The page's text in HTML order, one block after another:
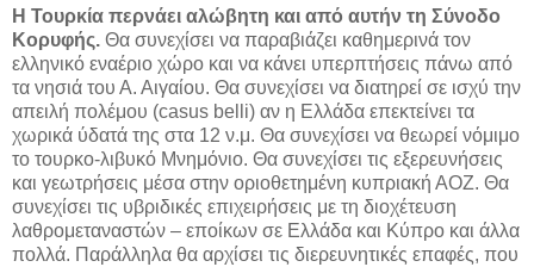
Η Τουρκία περνάει αλώβητη και από αυτήν τη Σύνοδο
Κορυφής. Θα συνεχίσει να παραβιάζει καθημερινά τον
ελληνικό εναέριο χώρο και να κάνει υπερπτήσεις πάνω από
τα νησιά του Α. Αιγαίου. Θα συνεχίσει να διατηρεί σε ισχύ την
απειλή πολέμου (casus belli) αν η Ελλάδα επεκτείνει τα
χωρικά ύδατά της στα 12 ν.μ. Θα συνεχίσει να θεωρεί νόμιμο
το τουρκο-λιβυκό Μνημόνιο. Θα συνεχίσει τις εξερευνήσεις
και γεωτρήσεις μέσα στην οριοθετημένη κυπριακή ΑΟΖ. Θα
συνεχίσει τις υβριδικές επιχειρήσεις με τη διοχέτευση
λαθρομεταναστών – εποίκων σε Ελλάδα και Κύπρο και άλλα
πολλά. Παράλληλα θα αρχίσει τις διερευνητικές επαφές, που